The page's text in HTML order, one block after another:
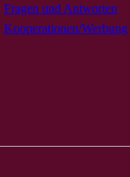
Fragen und Antworten
Kooperationen/Werbung